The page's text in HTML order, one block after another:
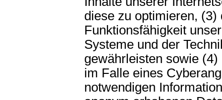
diese zu optimieren, (3)
Funktionsfähigkeit
Systeme und der
gewährleisten sowie
im Falle eines
notwendigen